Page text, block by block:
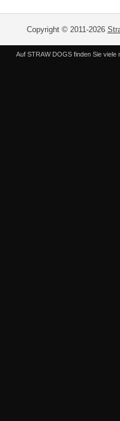
Copyright © 2011-2026
Auf STRAW DOGS finden Sie